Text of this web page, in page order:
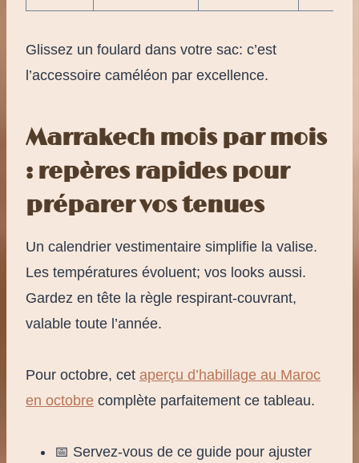
Glissez un foulard dans votre sac: c’est
l’accessoire caméléon par excellence.
Marrakech mois par mois
: repères rapides pour
préparer vos tenues
Un calendrier vestimentaire simplifie la valise.
Les températures évoluent; vos looks aussi.
Gardez en tête la règle respirant-couvrant,
valable toute l’année.
Pour octobre, cet aperçu d’habillage au Maroc
en octobre complète parfaitement ce tableau.
📅 Servez-vous de ce guide pour ajuster